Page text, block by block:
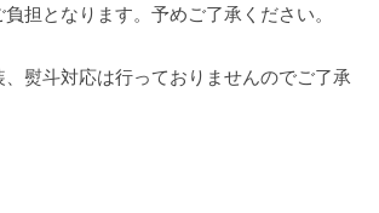
担となります。予めご了承ください。
熨斗対応は行っておりませんのでご了承